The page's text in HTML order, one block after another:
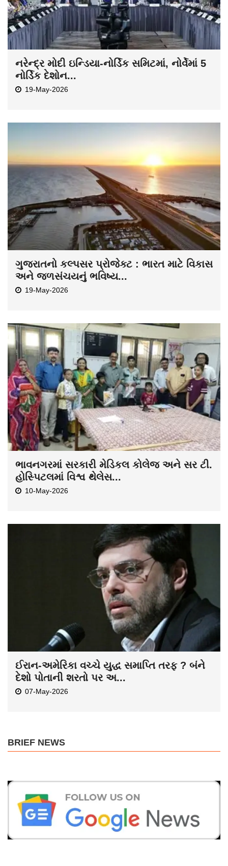
નરેન્દ્ર મોદી ઇન્ડિયા-નોર્ડિક સમિટમાં, નોર્વેમાં 5
નોર્ડિક દેશોન...
19-May-2026
ગુજરાતનો કલ્પસર પ્રોજેક્ટ : ભારત માટે વિકાસ
અને જળસંચયનું ભવિષ્ય...
19-May-2026
ભાવનગરમાં સરકારી મેડિકલ કોલેજ અને સર ટી.
હોસ્પિટલમાં વિશ્વ થેલેસ...
10-May-2026
ઈરાન-અમેરિકા વચ્ચે યુદ્ધ સમાપ્તિ તરફ ? બંને
દેશો પોતાની શરતો પર અ...
07-May-2026
BRIEF NEWS